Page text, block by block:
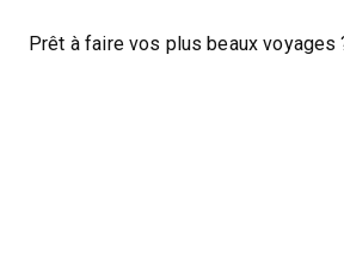
Prêt à faire vos plus beaux voyages